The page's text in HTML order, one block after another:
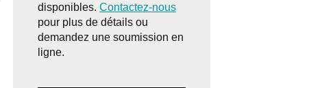
disponibles.Contactez-nous
pour plus de détails ou
demandez une soumission en
ligne.